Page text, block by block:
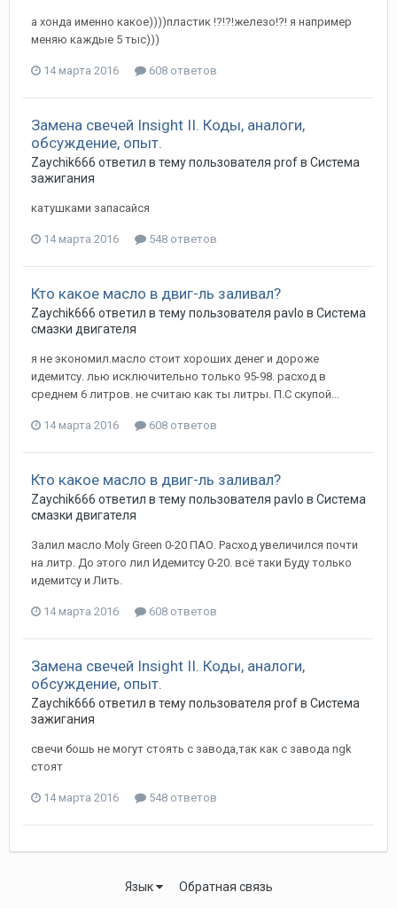
а хонда именно какое))))пластик !?!?!железо!?! я например
меняю каждые 5 тыс)))
14 марта 2016 608 ответов
Замена свечей Insight II. Коды, аналоги,
обсуждение, опыт.
Zaychik666 ответил в тему пользователя profв Система
зажигания
катушками запасайся
14 марта 2016 548 ответов
Кто какое масло в двиг-ль заливал?
Zaychik666 ответил в тему пользователя pavlo в Система
смазки двигателя
я не экономил.масло стоит хороших денег и дороже
идемитсу. лью исключительно только 95-98. расход в
среднем 6 литров. не считаю как ты литры. П.С скупой...
14 марта 2016 608 ответов
Кто какое масло в двиг-ль заливал?
Zaychik666 ответил в тему пользователя pavlo в Система
смазки двигателя
Залил масло Moly Green 0-20 ПАО. Расход увеличился почти
на литр. До этого лил Идемитсу 0-20. всё таки Буду только
идемитсу и Лить.
14 марта 2016 608 ответов
Замена свечей Insight II. Коды, аналоги,
обсуждение, опыт.
Zaychik666 ответил в тему пользователя profв Система
зажигания
свечи бошь не могут стоять с завода,так как с завода ngk
стоят
14 марта 2016 548 ответов
Язык Обратная связь